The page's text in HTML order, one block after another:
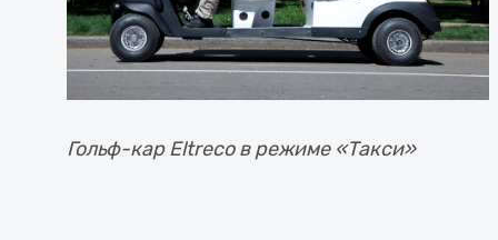
Гольф-кар Eltreco в режиме «Такси»